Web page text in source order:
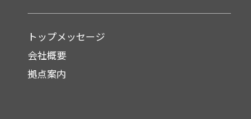
トップメッセージ
会社概要
拠点案内